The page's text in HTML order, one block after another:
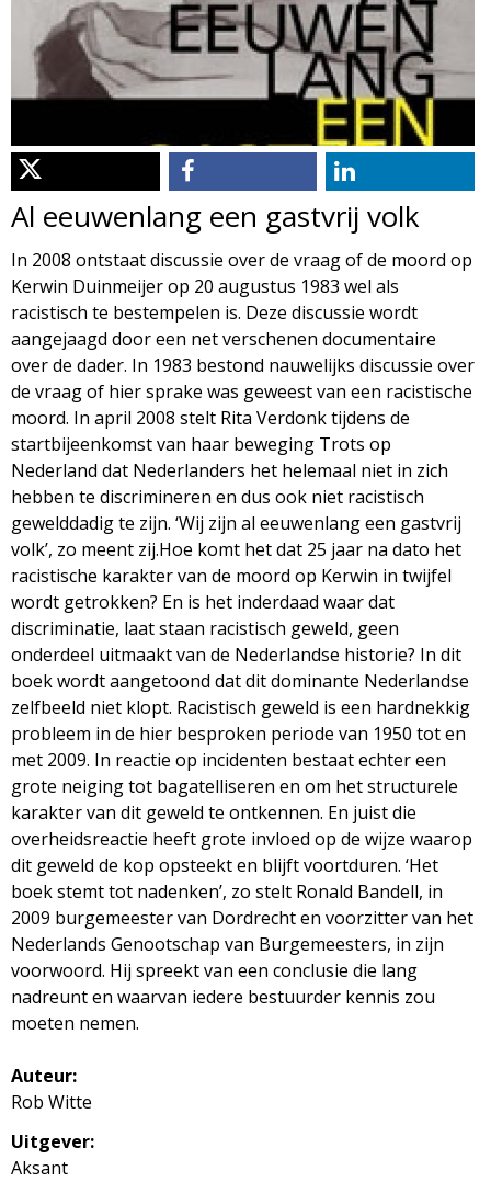
o
l
o
g
i
e
M
a
g
a
z
i
n
e
m
e
n
u
Al eeuwenlang een gastvrij volk
In 2008 ontstaat discussie over de vraag of de moord op
Kerwin Duinmeijer op 20 augustus 1983 wel als
racistisch te bestempelen is. Deze discussie wordt
aangejaagd door een net verschenen documentaire
over de dader. In 1983 bestond nauwelijks discussie over
de vraag of hier sprake was geweest van een racistische
moord. In april 2008 stelt Rita Verdonk tijdens de
startbijeenkomst van haar beweging Trots op
Nederland dat Nederlanders het helemaal niet in zich
hebben te discrimineren en dus ook niet racistisch
gewelddadig te zijn. ‘Wij zijn al eeuwenlang een gastvrij
volk’, zo meent zij.Hoe komt het dat 25 jaar na dato het
racistische karakter van de moord op Kerwin in twijfel
wordt getrokken? En is het inderdaad waar dat
discriminatie, laat staan racistisch geweld, geen
onderdeel uitmaakt van de Nederlandse historie? In dit
boek wordt aangetoond dat dit dominante Nederlandse
zelfbeeld niet klopt. Racistisch geweld is een hardnekkig
probleem in de hier besproken periode van 1950 tot en
met 2009. In reactie op incidenten bestaat echter een
grote neiging tot bagatelliseren en om het structurele
karakter van dit geweld te ontkennen. En juist die
overheidsreactie heeft grote invloed op de wijze waarop
dit geweld de kop opsteekt en blijft voortduren. ‘Het
boek stemt tot nadenken’, zo stelt Ronald Bandell, in
2009 burgemeester van Dordrecht en voorzitter van het
Nederlands Genootschap van Burgemeesters, in zijn
voorwoord. Hij spreekt van een conclusie die lang
nadreunt en waarvan iedere bestuurder kennis zou
moeten nemen.
Auteur:
Rob Witte
Uitgever:
Aksant